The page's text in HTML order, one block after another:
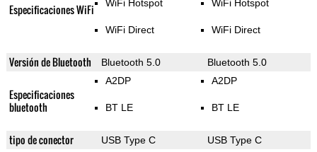
Especificaciones WiFi WiFi Hotspot
WiFi Direct
WiFi Hotspot
WiFi Direct
Versión de Bluetooth Bluetooth 5.0 Bluetooth 5.0
Especificaciones
bluetooth
A2DP
BT LE
A2DP
BT LE
tipo de conector USB Type C USB Type C